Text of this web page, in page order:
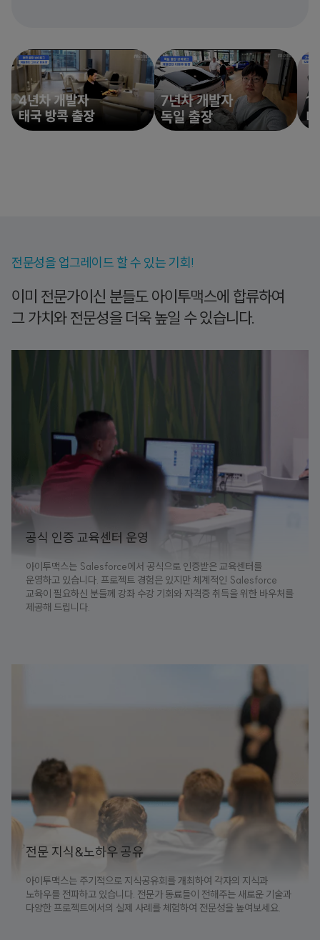
전문성을 업그레이드 할 수 있는 기회!
이미 전문가이신 분들도 아이투맥스에 합류하여
그 가치와 전문성을 더욱 높일 수 있습니다.
공식 인증 교육센터 운영
아이투맥스는 Salesforce에서 공식으로 인증받은 교육센터를
운영하고 있습니다. 프로젝트 경험은 있지만 체계적인 Salesforce
교육이 필요하신 분들께 강좌 수강 기회와 자격증 취득을 위한 바우처를
제공해 드립니다.
전문 지식&노하우 공유
아이투맥스는 주기적으로 지식공유회를 개최하여 각자의 지식과
노하우를 전파하고 있습니다. 전문가 동료들이 전해주는 새로운 기술과
다양한 프로젝트에서의 실제 사례를 체험하여 전문성을 높여보세요.